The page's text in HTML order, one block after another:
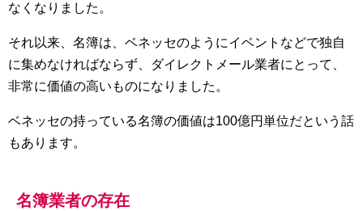
なくなりました。
それ以来、名簿は、ベネッセのようにイベントなどで独自
に集めなければならず、ダイレクトメール業者にとって、
非常に価値の高いものになりました。
ベネッセの持っている名簿の価値は100億円単位だという話
もあります。
名簿業者の存在